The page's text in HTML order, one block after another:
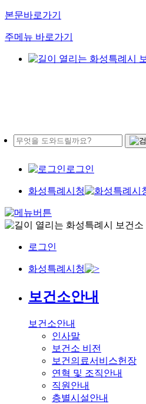
본문바로가기
주메뉴 바로가기
로그인
화성특례시청
로그인
화성특례시청
보건소안내
보건소안내
인사말
보건소 비전
보건의료서비스헌장
연혁 및 조직안내
직원안내
층별시설안내